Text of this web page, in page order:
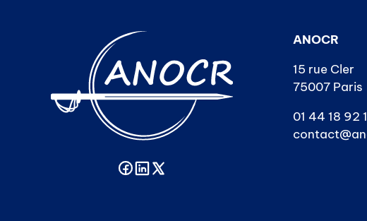
ANOCR
15 rue Cler
75007 Paris
01 44 18 92